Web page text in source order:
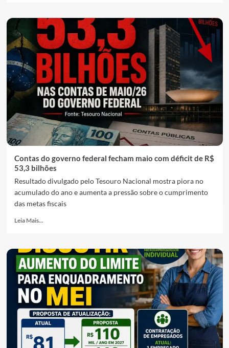
Contas do governo federal fecham maio com déficit de R$
53,3 bilhões
Resultado divulgado pelo Tesouro Nacional mostra piora no
acumulado do ano e aumenta a pressão sobre o cumprimento
das metas fiscais
Leia Mais...